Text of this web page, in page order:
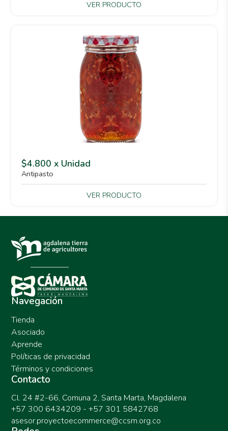
VER PRODUCTO
$4.800 x Unidad
Antipasto
VER PRODUCTO
Navegación
Tienda
Asociado
Aprende
Políticas de privacidad
Términos y condiciones
Contacto
Cl. 24 #2-66, Comuna 2, Santa Marta, Magdalena
+57 300 6434209 - +57 301 5842768
asesor.proyectoecommerce@ccsm.org.co